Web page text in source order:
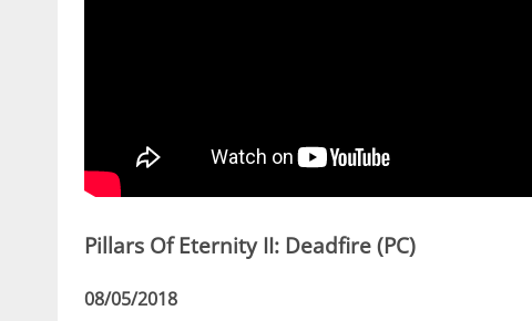
Pillars Of Eternity II: Deadfire (PC)
08/05/2018